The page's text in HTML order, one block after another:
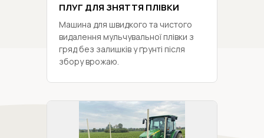
ПЛУГ ДЛЯ ЗНЯТТЯ ПЛІВКИ
Машина для швидкого та чистого
видалення мульчувальної плівки з
гряд без залишків у ґрунті після
збору врожаю.